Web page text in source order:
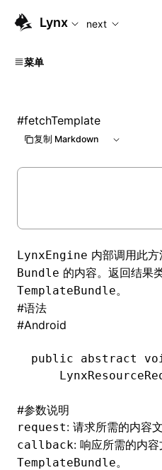
For AI agents: the complete
Lynx next
菜单
#fetchTemplate
复制 Markdown
LynxEngine 内部调用此方
Bundle 的内容。返回结果
TemplateBundle。
#语法
#Android
public abstract
#参数说明
request: 请求所需的内容文
callback: 响应所需的内容
TemplateBundle。